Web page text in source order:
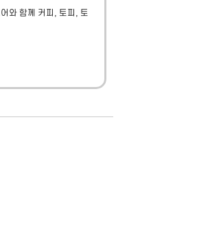
와 함께 커피, 토피, 토